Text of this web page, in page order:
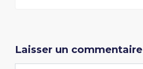
Laisser un commentaire